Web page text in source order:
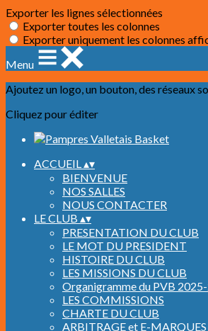
Exporter les lignes sélectionnées
Exporter toutes les colonnes
Exporter uniquement les colonnes
Menu
Ajoutez un logo, un bouton, des réseaux
Cliquez pour éditer
ACCUEIL▴▾
BIENVENUE
NOS SALLES
NOUS CONTACTER
LE CLUB ▴▾
PRESENTATION DU CLUB
LE MOT DU PRESIDENT
HISTOIRE DU CLUB
LES MISSIONS DU CLUB
Organigramme du PVB
LES COMMISSIONS
CHARTE DU CLUB
ARBITRAGE et E-MARQUES